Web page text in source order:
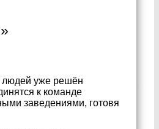
людей уже решён
к команде
заведениями, готовя